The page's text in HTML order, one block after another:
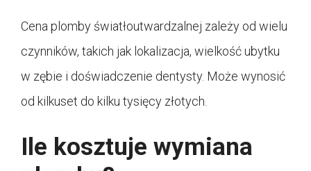
Cena plomby światłoutwardzalnej zależy od wielu
czynników, takich jak lokalizacja, wielkość ubytku
w zębie i doświadczenie dentysty. Może wynosić
od kilkuset do kilku tysięcy złotych.
Ile kosztuje wymiana